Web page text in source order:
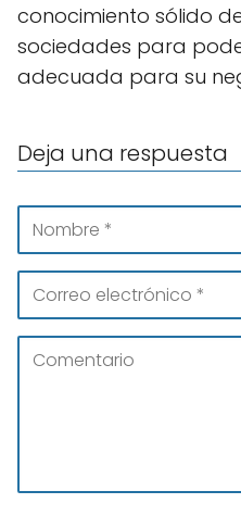
conocimiento sólido
sociedades para
adecuada para su
Deja una respuesta